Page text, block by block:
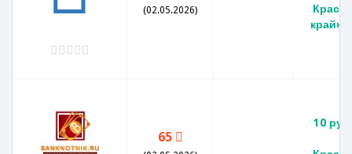
(02.05.2026)
край».
65
10